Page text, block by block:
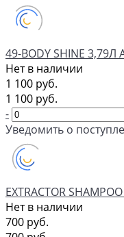
49-BODY SHINE 3,79Л
Нет в наличии
1 100 руб.
1 100 руб.
-
Уведомить о
EXTRACTOR
Нет в наличии
700 руб.